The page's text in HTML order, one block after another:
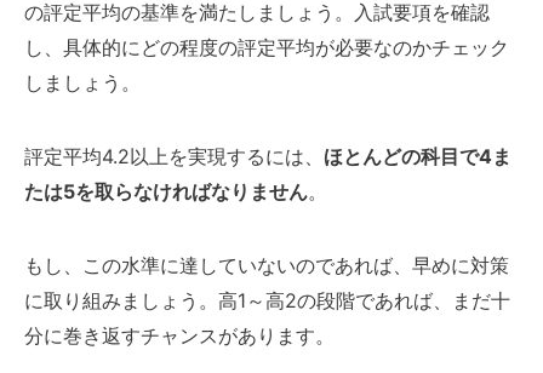
の評定平均の基準を満たしましょう。入試要項を確認
し、具体的にどの程度の評定平均が必要なのかチェック
しましょう。
評定平均4.2以上を実現するには、 ほとんどの科目で4ま
たは5を取らなければなりません。
もし、この水準に達していないのであれば、早めに対策
に取り組みましょう。高1～高2の段階であれば、まだ十
分に巻き返すチャンスがあります。